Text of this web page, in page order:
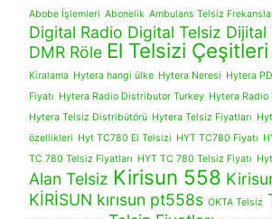
Abobe İşlemleri Abonelik Ambulans Telsiz
Digital Radio Digital Telsiz Dijital
DMR Röle El Telsizi Çeşitleri
Kiralama Hytera hangi ülke Hytera Neresi Hytera
Fiyatı Hytera Radio Distributor Turkey Hytera Radio
Hytera Telsiz Distribütörü Hytera Telsiz Fiyatları
özellikleri Hyt TC780 El Telsizi HYT TC780 Fiyatı
TC 780 Telsiz Fiyatları HYT TC 780 Telsiz Fiyatı
Alan Telsiz Kirisun 558
KİRİSUN kırısun pt558s OKTA Telsiz